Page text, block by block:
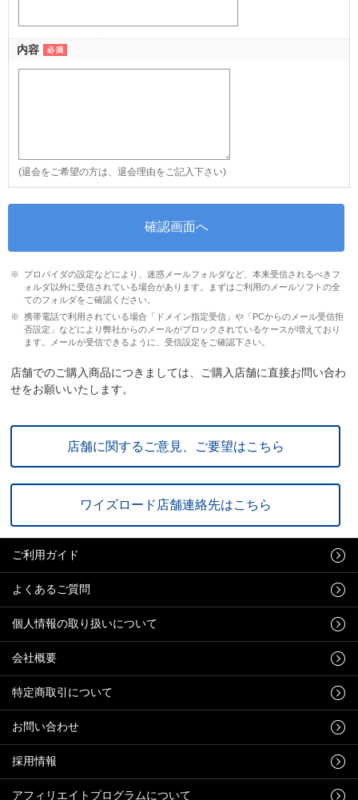
内容
(退会をご希望の方は、退会理由をご記入下さい)
プロバイダの設定などにより、迷惑メールフォルダなど、本来受信されるべきフ
ォルダ以外に受信されている場合があります。まずはご利用のメールソフトの全
てのフォルダをご確認ください。
携帯電話で利用されている場合「ドメイン指定受信」や「PCからのメール受信拒
否設定」などにより弊社からのメールがブロックされているケースが増えており
ます。メールが受信できるように、受信設定をご確認下さい。
店舗でのご購入商品につきましては、ご購入店舗に直接お問い合わ
せをお願いいたします。
店舗に関するご意見、ご要望はこちら
ワイズロード店舗連絡先はこちら
ご利用ガイド
よくあるご質問
個人情報の取り扱いについて
会社概要
特定商取引について
お問い合わせ
採用情報
アフィリエイトプログラムについて